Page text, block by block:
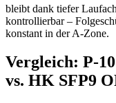
bleibt dank tiefer
kontrollierbar –
konstant in der A-Zone.
Vergleich: P-
vs. HK SFP9